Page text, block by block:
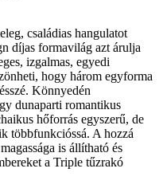
családias hangulatot
díjas formavilág azt árulja
izgalmas, egyedi
hogy három egyforma
Könnyedén
dunaparti romantikus
hőforrás egyszerű, de
többfunkcióssá. A hozzá
is állítható és
a Triple tűzrakó